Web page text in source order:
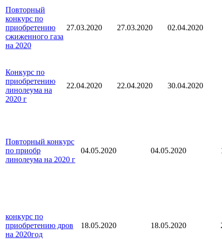
Повторный
конкурс по
приобретению
сжиженного газа
на 2020
27.03.2020 27.03.2020 02.04.2020
Конкурс по
приобретению
линолеума на
2020 г
22.04.2020 22.04.2020 30.04.2020
Повторный конкурс
по приобр
линолеума на 2020 г
04.05.2020 04.05.2020
конкурс по
приобретению дров
на 2020год
18.05.2020 18.05.2020